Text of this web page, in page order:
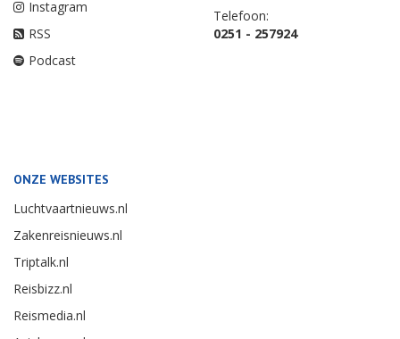
Instagram
RSS
Podcast
Telefoon:
0251 - 257924
ONZE WEBSITES
Luchtvaartnieuws.nl
Zakenreisnieuws.nl
Triptalk.nl
Reisbizz.nl
Reismedia.nl